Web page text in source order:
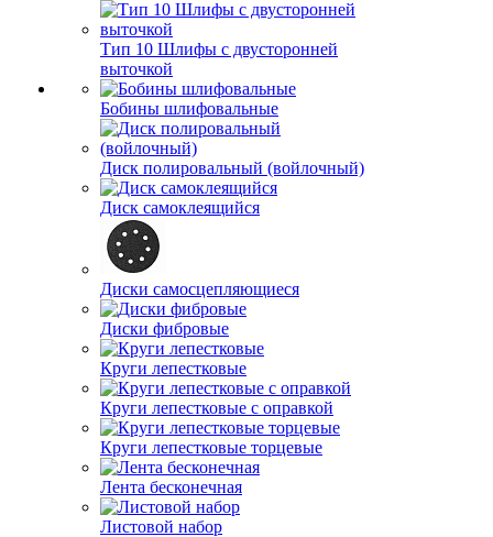
Тип 10 Шлифы с двусторонней
выточкой
Бобины шлифовальные
Диск полировальный (войлочный)
Диск самоклеящийся
Диски самосцепляющиеся
Диски фибровые
Круги лепестковые
Круги лепестковые с оправкой
Круги лепестковые торцевые
Лента бесконечная
Листовой набор